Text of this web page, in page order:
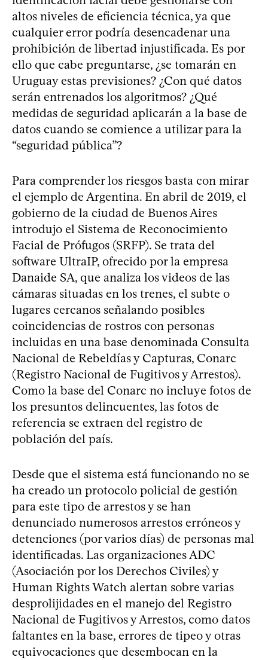
altos niveles de eficiencia técnica, ya que
cualquier error podría desencadenar una
prohibición de libertad injustificada. Es por
ello que cabe preguntarse, ¿se tomarán en
Uruguay estas previsiones? ¿Con qué datos
serán entrenados los algoritmos? ¿Qué
medidas de seguridad aplicarán a la base de
datos cuando se comience a utilizar para la
“seguridad pública”?
Para comprender los riesgos basta con mirar
el ejemplo de Argentina. En abril de 2019, el
gobierno de la ciudad de Buenos Aires
introdujo el Sistema de Reconocimiento
Facial de Prófugos (SRFP). Se trata del
software UltraIP, ofrecido por la empresa
Danaide SA, que analiza los videos de las
cámaras situadas en los trenes, el subte o
lugares cercanos señalando posibles
coincidencias de rostros con personas
incluidas en una base denominada Consulta
Nacional de Rebeldías y Capturas, Conarc
(Registro Nacional de Fugitivos y Arrestos).
Como la base del Conarc no incluye fotos de
los presuntos delincuentes, las fotos de
referencia se extraen del registro de
población del país.
Desde que el sistema está funcionando no se
ha creado un protocolo policial de gestión
para este tipo de arrestos y se han
denunciado numerosos arrestos erróneos y
detenciones (por varios días) de personas mal
identificadas. Las organizaciones ADC
(Asociación por los Derechos Civiles) y
Human Rights Watch alertan sobre varias
desprolijidades en el manejo del Registro
Nacional de Fugitivos y Arrestos, como datos
faltantes en la base, errores de tipeo y otras
equivocaciones que desembocan en la